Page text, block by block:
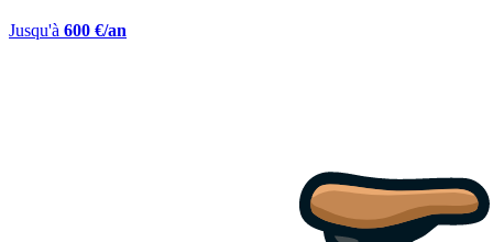
Jusqu'à 600 €/an